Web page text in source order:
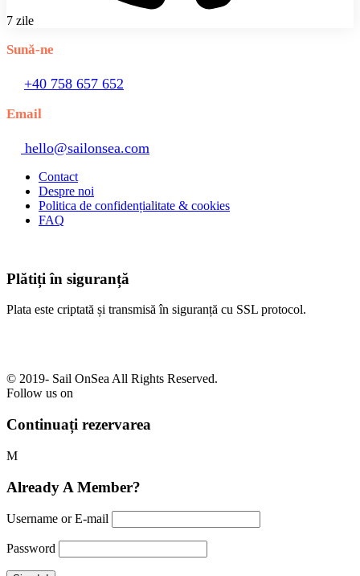
7 zile
Sună-ne
+40 758 657 652
Email
hello@sailonsea.com
Contact
Despre noi
Politica de confidențialitate & cookies
FAQ
Plătiți în siguranță
Plata este criptată și transmisă în siguranță cu SSL protocol.
© 2019- Sail OnSea All Rights Reserved.
Follow us on
Continuați rezervarea
Already A Member?
Username or E-mail
Password